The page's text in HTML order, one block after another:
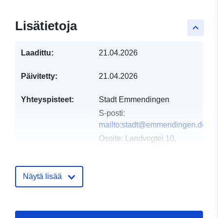
keyboard_arrow_up
Lisätietoja
Laadittu: 21.04.2026
Päivitetty: 21.04.2026
Yhteyspisteet:
Stadt Emmendingen
S-posti:
mailto:stadt@emmendingen.de
Osoite:
Landvogtei 10,
Luetteloluetteloa
Lisätty dataan.europa.eu: 02
Näytä lisää